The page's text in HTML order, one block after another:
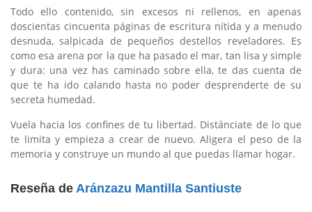
Todo ello contenido, sin excesos ni rellenos, en apenas
doscientas cincuenta páginas de escritura nítida y a menudo
desnuda, salpicada de pequeños destellos reveladores. Es
como esa arena por la que ha pasado el mar, tan lisa y simple
y dura: una vez has caminado sobre ella, te das cuenta de
que te ha ido calando hasta no poder desprenderte de su
secreta humedad.
Vuela hacia los confines de tu libertad. Distánciate de lo que
te limita y empieza a crear de nuevo. Aligera el peso de la
memoria y construye un mundo al que puedas llamar hogar.
Reseña de Aránzazu Mantilla Santiuste